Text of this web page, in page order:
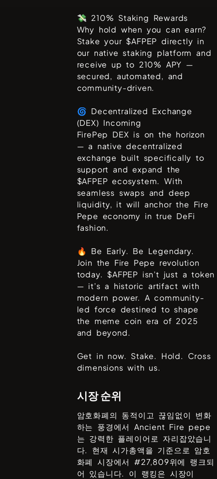
💸 210% Staking Rewards
Why hold when you can earn?
Stake your $AFPEP directly in
our native staking platform and
receive up to 210% APY —
secured, automated, and
community-driven.
🌀 Decentralized Exchange
(DEX) Incoming
FirePep DEX is on the horizon
— a native decentralized
exchange built specifically to
support and expand the
$AFPEP ecosystem. With
seamless swaps and deep
liquidity, it will anchor the Fire
Pepe economy in true DeFi
fashion.
🔥 Be Early. Be Legendary.
Join the Fire Pepe revolution
today. $AFPEP isn’t just a token
— it’s a historic artifact with
modern power. A community-
led force destined to shape
the meme coin era of 2025
and beyond.
Get in now. Stake. Hold. Cross
dimensions with us.
시장 순위
암호화폐의 동적이고 끊임없이 변화
하는 풍경에서Ancient Fire pepe
는 강력한 플레이어로 자리잡았습니
다. 현재 시가총액을 기준으로 암호
화폐 시장에서 #27,809위에 랭크되
어 있습니다. 이 랭킹은 시장이